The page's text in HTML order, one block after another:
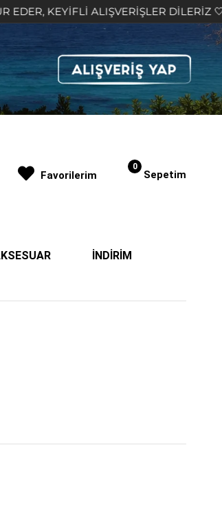
ALIŞVERİŞLER DİLERİZ 🤍
Sepetim
0
İNDİRİM
Favorilerim